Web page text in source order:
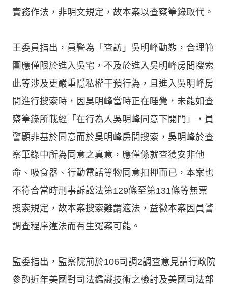
實務作法，非明文規定，故本案以查察筆錄取代。
王委員指出，員警為「查訪」吳明峰動態，合理範
圍應僅限於進入吳宅，不及於進入吳明峰房間搜索
此等涉及更嚴重隱私權干預行為，且進入吳明峰房
間進行搜索時，因吳明峰當時正在睡覺，未能如查
察筆錄所載經「在行為人吳明峰同意下開門」，員
警顯非基於同意而於吳明峰房間搜索，吳明峰於查
察筆錄中所為同意之真意，應僅係就查獲安非他
命、吸食器、行動電話等物同意扣押而已，本案也
不符合當時刑事訴訟法第129條至第131條等無票
搜索規定，故本案搜索難謂適法，益徵本案因員警
調查程序違法而有生冤案可能。
監委指出，監察院前於106司調2調查意見請行政院
參酌近年美國對司法鑑識技術之檢討及美國司法部